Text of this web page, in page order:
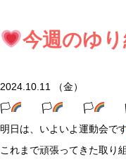
今週のゆ
2024.10.11 （金）
🏳‍
🏳‍ 🏳‍
明日は、いよいよ運動会で
これまで頑張ってきた取り